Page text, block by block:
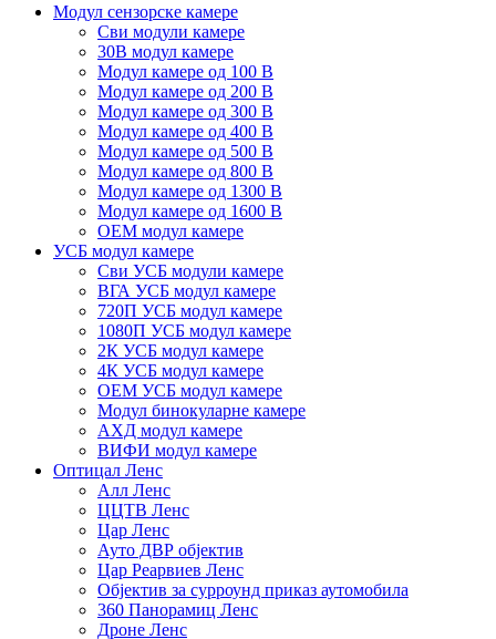
Модул сензорске камере
Сви модули камере
30В модул камере
Модул камере од 100 В
Модул камере од 200 В
Модул камере од 300 В
Модул камере од 400 В
Модул камере од 500 В
Модул камере од 800 В
Модул камере од 1300 В
Модул камере од 1600 В
ОЕМ модул камере
УСБ модул камере
Сви УСБ модули камере
ВГА УСБ модул камере
720П УСБ модул камере
1080П УСБ модул камере
2К УСБ модул камере
4К УСБ модул камере
ОЕМ УСБ модул камере
Модул бинокуларне камере
АХД модул камере
ВИФИ модул камере
Оптицал Ленс
Алл Ленс
ЦЦТВ Ленс
Цар Ленс
Ауто ДВР објектив
Цар Реарвиев Ленс
Објектив за сурроунд приказ аутомобила
360 Панорамиц Ленс
Дроне Ленс